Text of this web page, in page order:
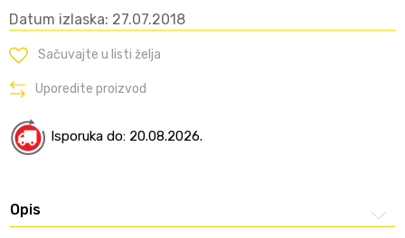
Datum izlaska: 27.07.2018
Sačuvajte u listi želja
Uporedite proizvod
Isporuka do: 20.08.2026.
Opis